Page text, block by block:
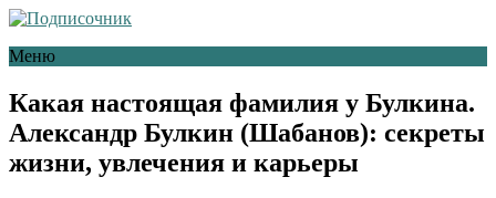
Меню
Какая настоящая фамилия у Булкина.
Александр Булкин (Шабанов): секреты
жизни, увлечения и карьеры